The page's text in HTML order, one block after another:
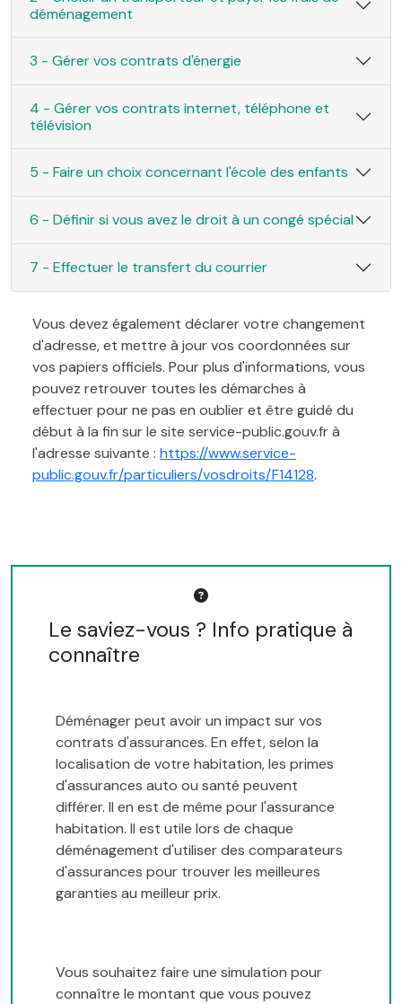
déménagement
3 - Gérer vos contrats d'énergie
4 - Gérer vos contrats internet, téléphone et
télévision
5 - Faire un choix concernant l'école des enfants
6 - Définir si vous avez le droit à un congé spécial
7 - Effectuer le transfert du courrier
Vous devez également déclarer votre changement
d'adresse, et mettre à jour vos coordonnées sur
vos papiers officiels. Pour plus d'informations, vous
pouvez retrouver toutes les démarches à
effectuer pour ne pas en oublier et être guidé du
début à la fin sur le site service-public.gouv.fr à
l'adresse suivante : https://www.service-
public.gouv.fr/particuliers/vosdroits/F14128.
Le saviez-vous ? Info pratique à
connaître
Déménager peut avoir un impact sur vos
contrats d'assurances. En effet, selon la
localisation de votre habitation, les primes
d'assurances auto ou santé peuvent
différer. Il en est de même pour l'assurance
habitation. Il est utile lors de chaque
déménagement d'utiliser des comparateurs
d'assurances pour trouver les meilleures
garanties au meilleur prix.
Vous souhaitez faire une simulation pour
connaître le montant que vous pouvez